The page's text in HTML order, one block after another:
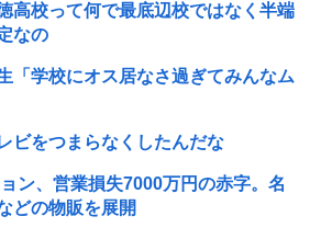
高校って何で最底辺校ではなく半端
なの
「学校にオス居なさ過ぎてみんなム
ビをつまらなくしたんだな
ン、営業損失7000万円の赤字。名
どの物販を展開